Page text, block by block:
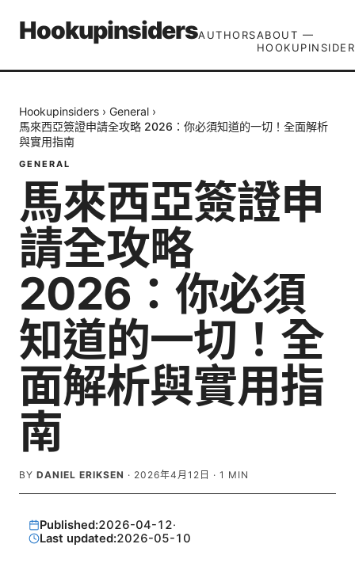
HookupinsidersAUTHORSABOUT —
Hookupinsiders › General ›
馬來西亞簽證申請全攻略 2026：你必須知道的一切！全面解析
與實用指南
GENERAL
馬來西亞簽證申
請全攻略
2026：你必須
知道的一切！全
面解析與實用指
南
BY DANIEL ERIKSEN · 2026年4月12日 · 1 MIN
Published:2026-04-12·
Last updated:2026-05-10